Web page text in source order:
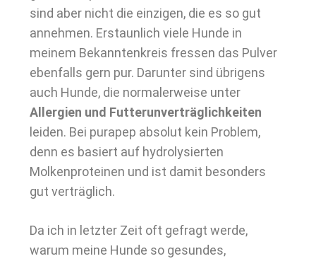
sind aber nicht die einzigen, die es so gut
annehmen. Erstaunlich viele Hunde in
meinem Bekanntenkreis fressen das Pulver
ebenfalls gern pur. Darunter sind übrigens
auch Hunde, die normalerweise unter
Allergien und Futterunverträglichkeiten
leiden. Bei purapep absolut kein Problem,
denn es basiert auf hydrolysierten
Molkenproteinen und ist damit besonders
gut verträglich.
Da ich in letzter Zeit oft gefragt werde,
warum meine Hunde so gesundes,